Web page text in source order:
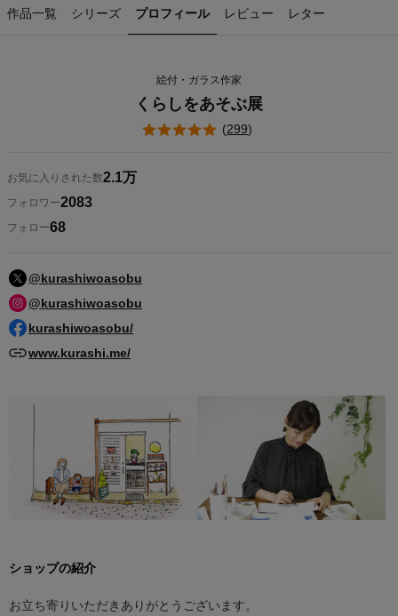
作品一覧 シリーズ プロフィール レビュー レター
絵付・ガラス作家
くらしをあそぶ展
(299)
お気に入りされた数2.1万
フォロワー2083
フォロー68
@kurashiwoasobu
@kurashiwoasobu
kurashiwoasobu/
www.kurashi.me/
ショップの紹介
お立ち寄りいただきありがとうございます。